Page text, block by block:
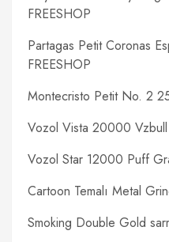
FREESHOP
Partagas Petit Coronas
FREESHOP
Montecristo Petit No. 2
Vozol Vista 20000 Vzbull
Vozol Star 12000 Puff
Cartoon Temalı Metal
Smoking Double Gold